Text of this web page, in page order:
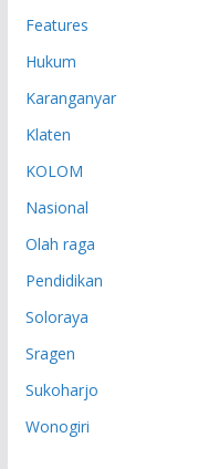
Features
Hukum
Karanganyar
Klaten
KOLOM
Nasional
Olah raga
Pendidikan
Soloraya
Sragen
Sukoharjo
Wonogiri